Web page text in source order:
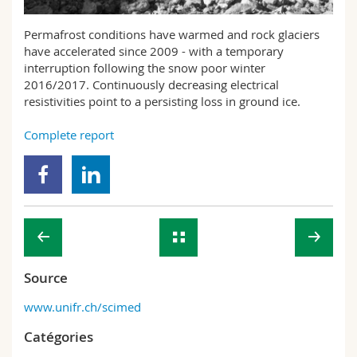
Sciences et médecine
Interfacultaire
Collaborateurs
Doctorants
Webmail
Programme des cours
MyUnifr
Permafrost conditions have warmed and rock glaciers
have accelerated since 2009 - with a temporary
interruption following the snow poor winter
2016/2017. Continuously decreasing electrical
resistivities point to a persisting loss in ground ice.
Complete report
Source
www.unifr.ch/scimed
Catégories